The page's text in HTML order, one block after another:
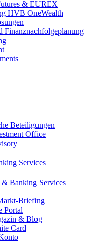
& EUREX
HVB OneWealth
Finanznachfolgeplanung
Beteiligungen
Office
Services
Banking Services
Briefing
Portal
& Blog
Card